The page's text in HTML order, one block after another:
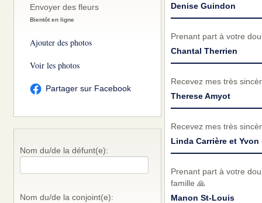
Envoyer des fleurs
Bientôt en ligne
Ajouter des photos
Voir les photos
Partager sur Facebook
Nom du/de la défunt(e):
Nom du/de la conjoint(e):
Denise Guindon
Prenant part à votre
Chantal Therrien
Recevez mes très
Therese Amyot
Recevez mes très
Linda Carrière et
Prenant part à votre
famille 🙏
Manon St-Louis